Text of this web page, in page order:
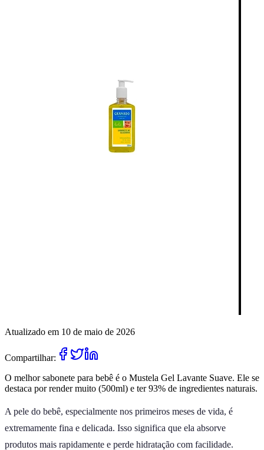
Atualizado em 10 de maio de 2026
Compartilhar:
O melhor sabonete para bebê é o Mustela Gel Lavante Suave. Ele se
destaca por render muito (500ml) e ter 93% de ingredientes naturais.
A pele do bebê, especialmente nos primeiros meses de vida, é
extremamente fina e delicada. Isso significa que ela absorve
produtos mais rapidamente e perde hidratação com facilidade.